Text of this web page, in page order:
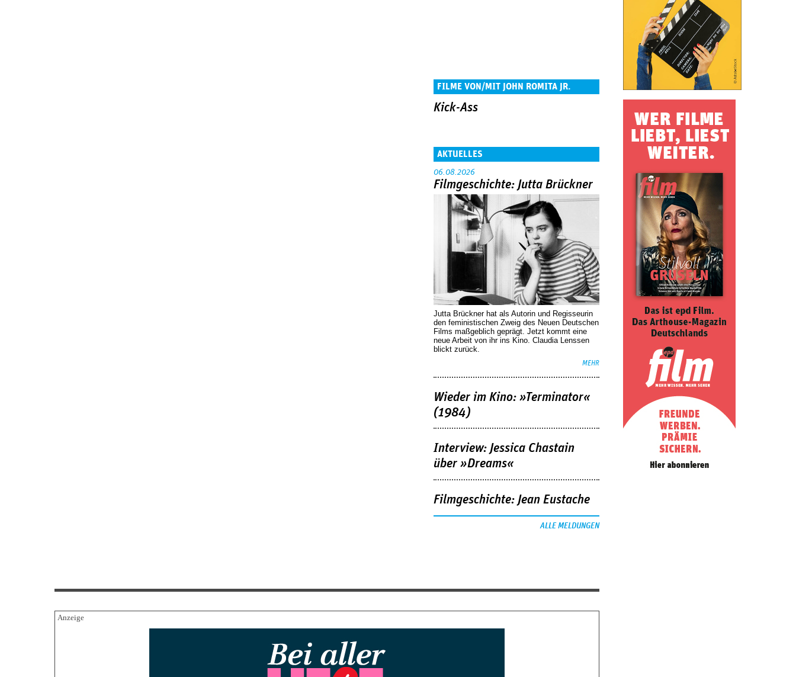
FILME VON/MIT JOHN ROMITA JR.
Kick-Ass
AKTUELLES
06.08.2026
Filmgeschichte: Jutta Brückner
Jutta Brückner hat als Autorin und Regisseurin
den feministischen Zweig des Neuen Deutschen
Films maßgeblich geprägt. Jetzt kommt eine
neue Arbeit von ihr ins Kino. Claudia Lenssen
blickt zurück.
MEHR
Wieder im Kino: »Terminator«
(1984)
Interview: Jessica Chastain
über »Dreams«
Filmgeschichte: Jean Eustache
ALLE MELDUNGEN